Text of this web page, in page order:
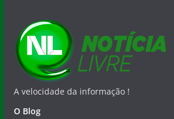
A velocidade da informação !
O Blog